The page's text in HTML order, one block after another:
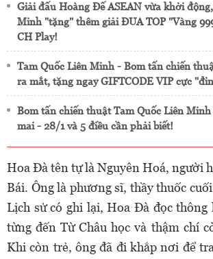
Giải đấu Hoàng Đế ASEAN vừa khởi
Minh "tặng" thêm giải ĐUA TOP "Vàng
CH Play!
Tam Quốc Liên Minh - Bom tấn chiến
ra mắt, tặng ngay GIFTCODE VIP cực
Bom tấn chiến thuật Tam Quốc Liên
mai - 28/1 và 5 điều cần phải biết!
Hoa Đà tên tự là Nguyên Hoá, người
Bái. Ông là phương sĩ, thầy thuốc
Lịch sử có ghi lại, Hoa Đà đọc
từng đến Từ Châu học và thậm chí
Khi còn trẻ, ông đã đi khắp nơi để